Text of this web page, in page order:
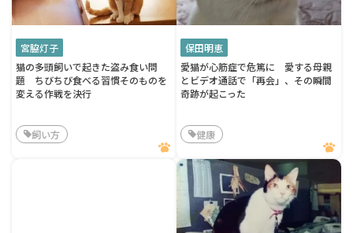
宮脇灯子
猫の多頭飼いで起きた盗み食い問
題 ちびちび食べる習慣そのものを
変える作戦を決行
飼い方
保田明恵
愛猫が心筋症で危篤に 愛する母親
とビデオ通話で「再会」、その瞬間
奇跡が起こった
健康